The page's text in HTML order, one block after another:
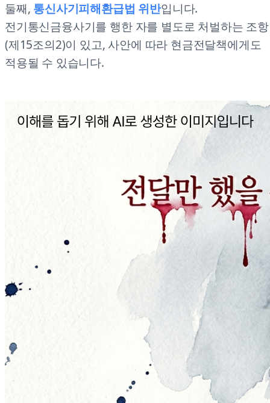
둘째, 통신사기피해환급법 위반입니다.
전기통신금융사기를 행한 자를 별도로 처벌하는 조항
(제15조의2)이 있고, 사안에 따라 현금전달책에게도
적용될 수 있습니다.